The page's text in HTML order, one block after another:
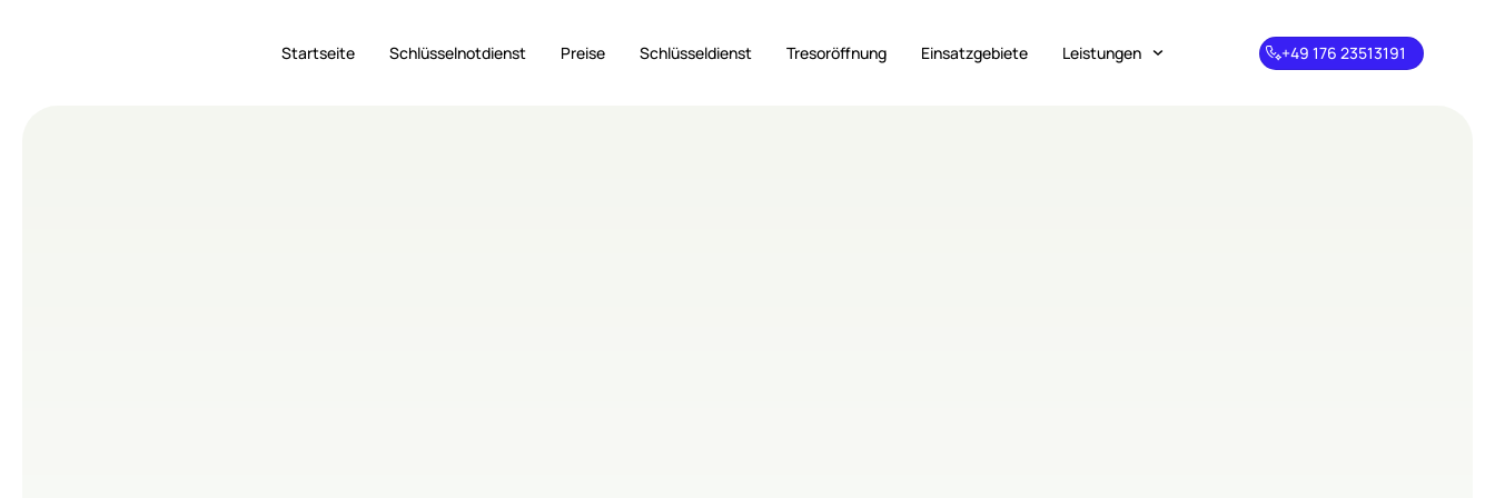
Startseite Schlüsselnotdienst Preise Schlüsseldienst Tresoröffnung Einsatzgebiete Leistungen
+49 176 23513191